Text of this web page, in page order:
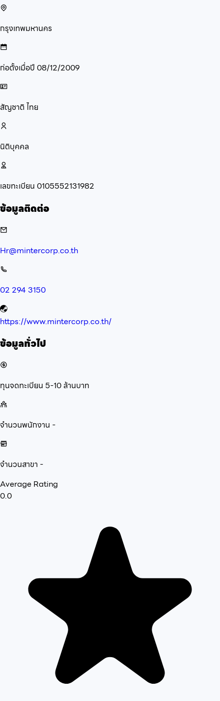
กรุงเทพมหานคร
ก่อตั้งเมื่อปี 08/12/2009
สัญชาติ ไทย
นิติบุคคล
เลขทะเบียน 0105552131982
ข้อมูลติดต่อ
Hr@mintercorp.co.th
02 294 3150
https://www.mintercorp.co.th/
ข้อมูลทั่วไป
ทุนจดทะเบียน 5-10 ล้านบาท
จำนวนพนักงาน -
จำนวนสาขา -
Average Rating
0.0